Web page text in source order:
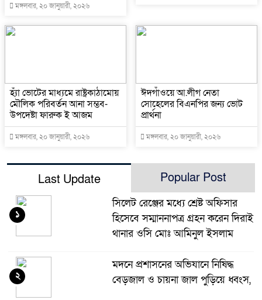
মঙ্গলবার, ২০ জানুয়ারী, ২০২৬
হ্যাঁ ভোটের মাধ্যমে রাষ্ট্রকাঠামোয়
মৌলিক পরিবর্তন আনা সম্ভব-
উপদেষ্টা ফারুক ই আজম
মঙ্গলবার, ২০ জানুয়ারী, ২০২৬
ঈদগাঁওয়ে আ.লীগ নেতা
সোহেলের বিএনপির জন্য ভোট
প্রার্থনা
মঙ্গলবার, ২০ জানুয়ারী, ২০২৬
Last Update Popular Post
সিলেট রেঞ্জের মধ্যে শ্রেষ্ট অফিসার
হিসেবে সম্মাননাপত্র গ্রহন করেন দিরাই
থানার ওসি মোঃ আমিনুল ইসলাম
১
মদনে প্রশাসনের অভিযানে নিষিদ্ধ
বেড়জাল ও চায়না জাল পুড়িয়ে ধ্বংস,
২